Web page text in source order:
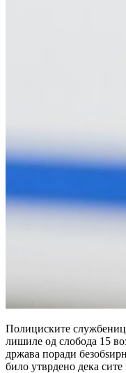
Полициските
лишиле од слобода 15
држава поради
било утврдено дека сите